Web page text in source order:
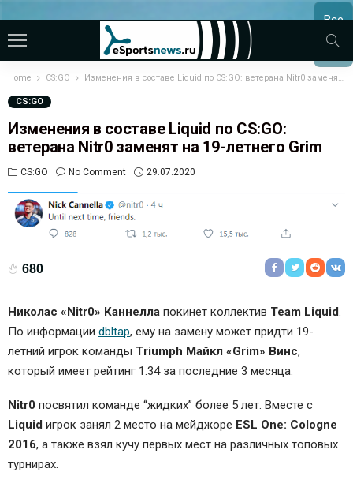
Все
МАТЧИ
Home CS:GO Изменения в составе Liquid по CS:GO: ветерана Nitr0 заменят на 19-летнего Grim
CS:GO
Изменения в составе Liquid по CS:GO:
ветерана Nitr0 заменят на 19-летнего Grim
CS:GO No Comment 29.07.2020
680
Николас «Nitr0» Каннелла покинет коллектив Team Liquid
По информации dbltap, ему на замену может придти 19-
летний игрок команды Triumph Майкл «Grim» Винс,
который имеет рейтинг 1.34 за последние 3 месяца.
Nitr0 посвятил команде “жидких” более 5 лет. Вместе с
Liquid игрок занял 2 место на мейджоре ESL One: Cologne
2016, а также взял кучу первых мест на различных топовых
турнирах.